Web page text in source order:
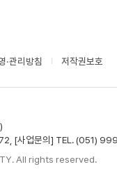
·관리방침 저작권보호
[사업문의] TEL. (051)
All rights reserved.